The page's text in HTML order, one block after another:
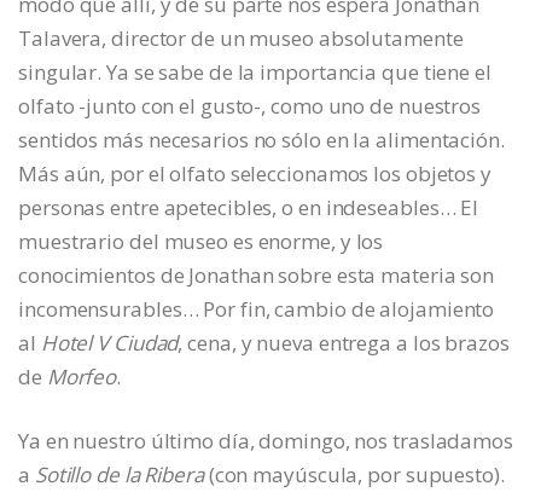
Talavera, director de un museo absolutamente
singular. Ya se sabe de la importancia que tiene el
olfato -junto con el gusto-, como uno de nuestros
sentidos más necesarios no sólo en la alimentación.
Más aún, por el olfato seleccionamos los objetos y
personas entre apetecibles, o en indeseables… El
muestrario del museo es enorme, y los
conocimientos de Jonathan sobre esta materia son
incomensurables… Por fin, cambio de alojamiento
al Hotel V Ciudad, cena, y nueva entrega a los brazos
de Morfeo.
Ya en nuestro último día, domingo, nos trasladamos
a Sotillo de la Ribera(con mayúscula, por supuesto).